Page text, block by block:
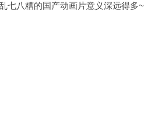
七八糟的国产动画片意义深远得多~